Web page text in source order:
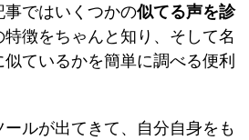
ではいくつかの似てる声を診
徴をちゃんと知り、そして名
ているかを簡単に調べる便利
ルが出てきて、自分自身をも